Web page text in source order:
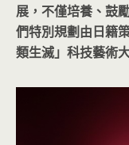
展，不僅培養、鼓
們特別規劃由日籍
類生滅」科技藝術